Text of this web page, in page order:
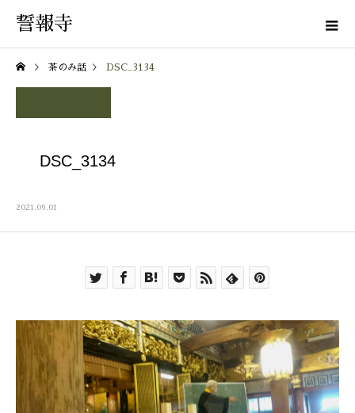
誓報寺
茶のみ話 DSC_3134
DSC_3134
2021.09.01